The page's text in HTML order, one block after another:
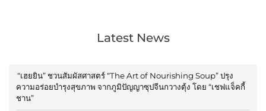
Latest News
“เฮยยิน” ชวนสัมผัสศาสตร์ “The Art of Nourishing Soup” ปรุง
ความอร่อยบำรุงสุขภาพ จากภูมิปัญญาซุปจีนกวางตุ้ง โดย “เชฟแจ็คกี้
ชาน”